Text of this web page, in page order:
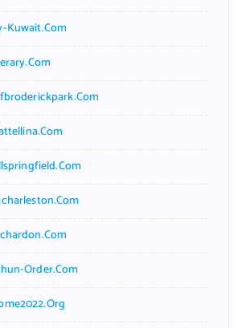
Kuwait.com
Order.com